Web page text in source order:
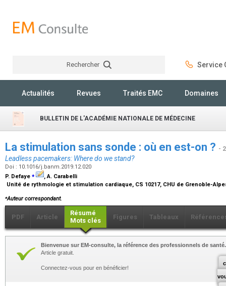
Rechercher Service
Actualités Revues Traités EMC Domaines
BULLETIN DE L'ACADÉMIE NATIONALE DE MÉDECINE
La stimulation sans sonde : où en est-on ? -
Leadless pacemakers: Where do we stand?
Doi : 10.1016/j.banm.2019.12.020
P. Defaye ⁎
, A. Carabelli
Unité de rythmologie et stimulation cardiaque, CS 10217, CHU de Grenoble-
⁎Auteur correspondant.
PDF Article
Résumé
Mots clés
Figures Tableaux
Bienvenue sur EM-consulte, la référence des professionnels de santé.
Article gratuit.
Connectez-vous pour en bénéficier!